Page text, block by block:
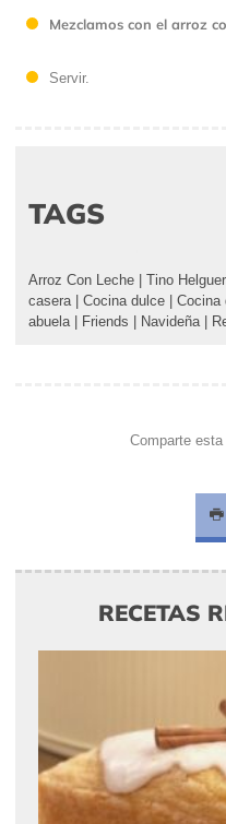
Mezclamos con el arroz
Servir.
TAGS
Arroz Con Leche | Tino
casera | Cocina dulce | Cocina
abuela | Friends | Navideña |
Comparte
RECETAS